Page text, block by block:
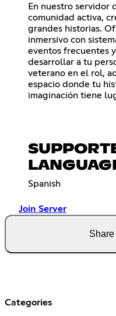
En nuestro servidor
comunidad activa,
grandes historias.
inmersivo con
eventos frecuentes
desarrollar a tu
veterano en el rol,
espacio donde tu
imaginación tiene
Spanish
Join Server
Categories